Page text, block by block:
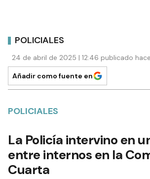
POLICIALES
24 de abril de 2025 | 12:46 publicado
Añadir como fuente en
POLICIALES
La Policía intervino en
entre internos en la
Cuarta